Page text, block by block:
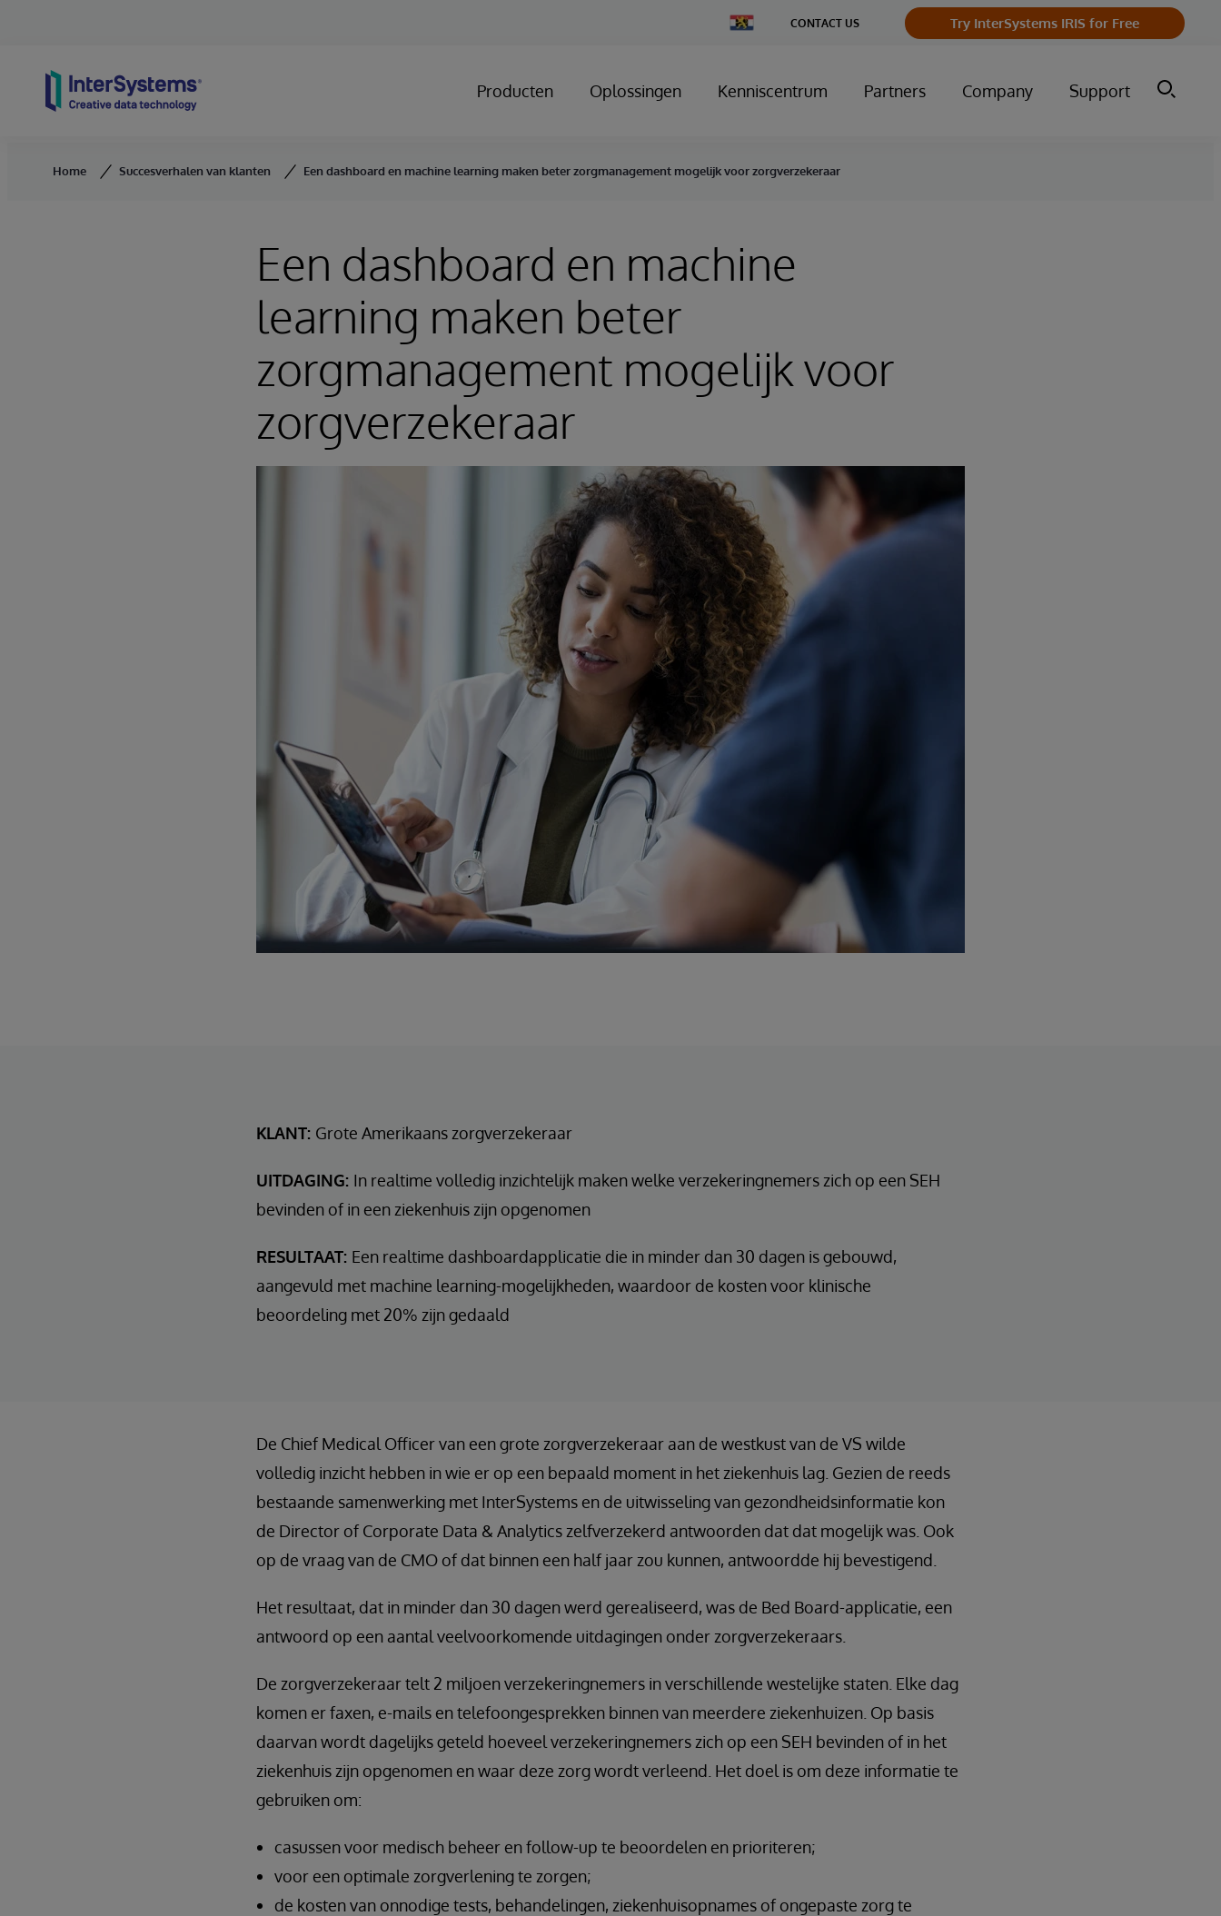
Change
Country
CONTACT US Try InterSystems IRIS for Free
Producten Oplossingen Kenniscentrum Partners Company Support
Home Succesverhalen van klanten Een dashboard en machine learning maken beter zorgmanagement mogelijk voor zorgverzekeraar
Een dashboard en machine
learning maken beter
zorgmanagement mogelijk voor
zorgverzekeraar
KLANT: Grote Amerikaans zorgverzekeraar
UITDAGING: In realtime volledig inzichtelijk maken welke verzekeringnemers zich op een SEH
bevinden of in een ziekenhuis zijn opgenomen
RESULTAAT: Een realtime dashboardapplicatie die in minder dan 30 dagen is gebouwd,
aangevuld met machine learning-mogelijkheden, waardoor de kosten voor klinische
beoordeling met 20% zijn gedaald
De Chief Medical Officer van een grote zorgverzekeraar aan de westkust van de VS wilde
volledig inzicht hebben in wie er op een bepaald moment in het ziekenhuis lag. Gezien de reeds
bestaande samenwerking met InterSystems en de uitwisseling van gezondheidsinformatie kon
de Director of Corporate Data & Analytics zelfverzekerd antwoorden dat dat mogelijk was. Ook
op de vraag van de CMO of dat binnen een half jaar zou kunnen, antwoordde hij bevestigend.
Het resultaat, dat in minder dan 30 dagen werd gerealiseerd, was de Bed Board-applicatie, een
antwoord op een aantal veelvoorkomende uitdagingen onder zorgverzekeraars.
De zorgverzekeraar telt 2 miljoen verzekeringnemers in verschillende westelijke staten. Elke dag
komen er faxen, e-mails en telefoongesprekken binnen van meerdere ziekenhuizen. Op basis
daarvan wordt dagelijks geteld hoeveel verzekeringnemers zich op een SEH bevinden of in het
ziekenhuis zijn opgenomen en waar deze zorg wordt verleend. Het doel is om deze informatie te
gebruiken om:
casussen voor medisch beheer en follow-up te beoordelen en prioriteren;
voor een optimale zorgverlening te zorgen;
de kosten van onnodige tests, behandelingen, ziekenhuisopnames of ongepaste zorg te